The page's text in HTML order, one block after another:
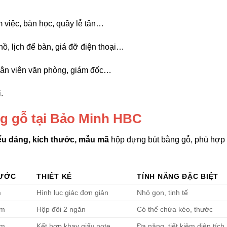
việc, bàn học, quầy lễ tân…
lịch để bàn, giá đỡ điện thoại…
viên văn phòng, giám đốc…
gỗ tại Bảo Minh HBC
dáng, kích thước, mẫu mã hộp đựng bút bằng gỗ, phù hợp
THIẾT KẾ
TÍNH NĂNG ĐẶC BIỆT
Hình lục giác đơn giản Nhỏ gọn, tinh tế
Hộp đôi 2 ngăn Có thể chứa kéo, thước